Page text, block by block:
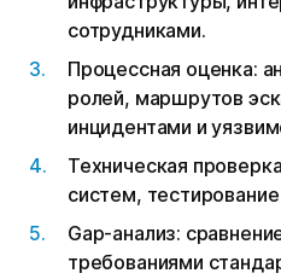
сотрудниками.
Процессная оценка:
ролей, маршрутов
инцидентами и
Техническая
систем,
Gap-анализ:
требованиями